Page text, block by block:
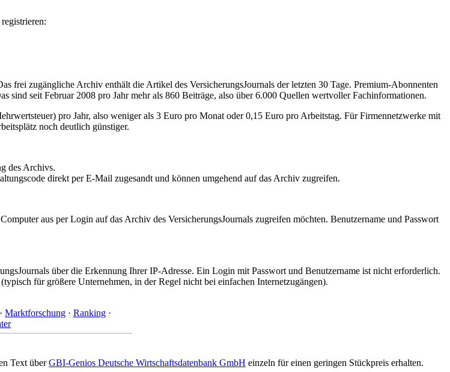
frei zugängliche Archiv enthält die Artikel des VersicherungsJournals der letzten 30 Tage. Premium-Abonnenten
sind seit Februar 2008 pro Jahr mehr als 860 Beiträge, also über 6.000 Quellen wertvoller Fachinformationen.
pro Jahr, also weniger als 3 Euro pro Monat oder 0,15 Euro pro Arbeitstag. Für Firmennetzwerke mit
noch deutlich günstiger.
des Archivs.
direkt per E-Mail zugesandt und können umgehend auf das Archiv zugreifen.
aus per Login auf das Archiv des VersicherungsJournals zugreifen möchten. Benutzername und Passwort
über die Erkennung Ihrer IP-Adresse. Ein Login mit Passwort und Benutzername ist nicht erforderlich.
für größere Unternehmen, in der Regel nicht bei einfachen Internetzugängen).
· Marktforschung · Ranking ·
Text überGBI-Genios Deutsche Wirtschaftsdatenbank GmbH einzeln für einen geringen Stückpreis erhalten.